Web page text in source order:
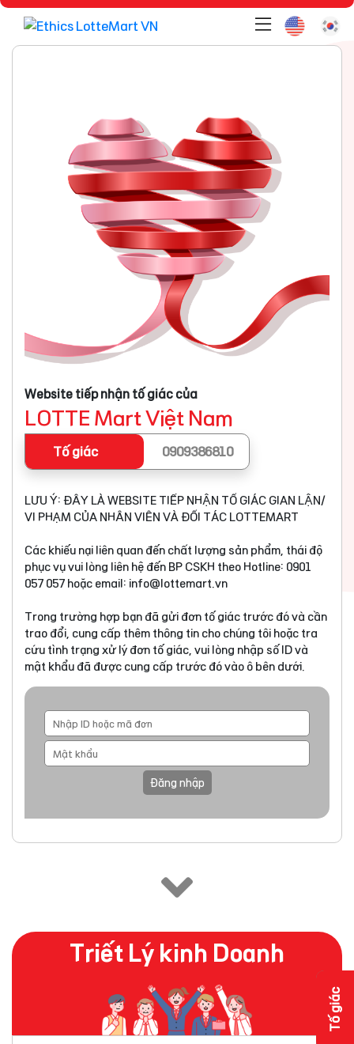
Website tiếp nhận tố giác của
LOTTE Mart Việt Nam
Tố giác 0909386810
LƯU Ý: ĐÂY LÀ WEBSITE TIẾP NHẬN TỐ GIÁC GIAN LẬN/
VI PHẠM CỦA NHÂN VIÊN VÀ ĐỐI TÁC LOTTEMART
Các khiếu nại liên quan đến chất lượng sản phẩm, thái độ
phục vụ vui lòng liên hệ đến BP CSKH theo Hotline: 0901
057 057 hoặc email: info@lottemart.vn
Trong trường hợp bạn đã gửi đơn tố giác trước đó và cần
trao đổi, cung cấp thêm thông tin cho chúng tôi hoặc tra
cứu tình trạng xử lý đơn tố giác, vui lòng nhập số ID và
mật khẩu đã được cung cấp trước đó vào ô bên dưới.
Đăng nhập
Triết Lý kinh Doanh
Tố giác